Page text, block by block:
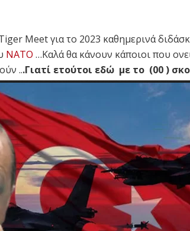
Meet για το 2023 καθημερινά
ΝΑΤΟ …Καλά θα κάνουν κάποιοι που
...Γιατί ετούτοι εδώ με το (00 )